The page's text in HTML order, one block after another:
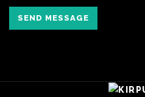
SEND MESSAGE